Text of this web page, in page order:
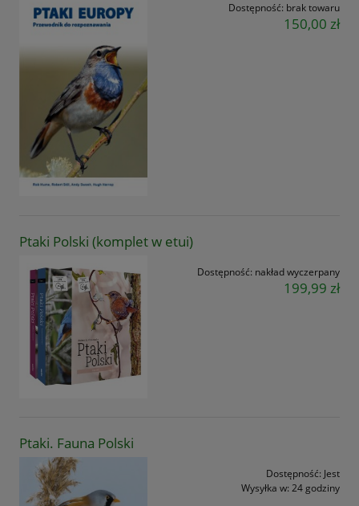
Dostępność: brak towaru
150,00 zł
Ptaki Polski (komplet w etui)
Dostępność: nakład wyczerpany
199,99 zł
Ptaki. Fauna Polski
Dostępność: Jest
Wysyłka w: 24 godziny